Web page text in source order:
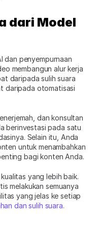
dari Model
dan penyempurnaan
membangun alur kerja
daripada sulih suara
daripada otomatisasi
dan konsultan
berinvestasi pada satu
Selain itu, Anda
untuk menambahkan
bagi konten Anda.
yang lebih baik.
melakukan semuanya
yang jelas ke setiap
dan sulih suara.